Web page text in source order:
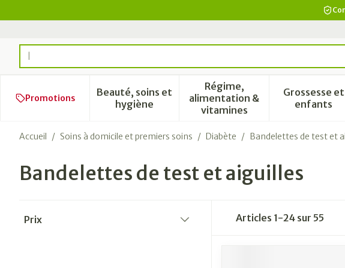
Rechercher
Promotions
Beauté, soins et
hygièneAfficher le sous-menu pour la catégorie
Régime,
alimentation &
vitamines
Afficher le sous-menu
Grossesse et
enfants
Accueil / Soins à domicile et premiers soins / Diabète / Bandelettes de test et
Bandelettes de test et aiguilles
Prix
Articles 1-24 sur 55